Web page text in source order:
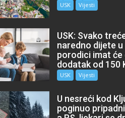
USK Vijesti
USK: Svako
naredno dijete u
porodici imat će
dodatak od 150
USK Vijesti
U nesreći kod
poginuo